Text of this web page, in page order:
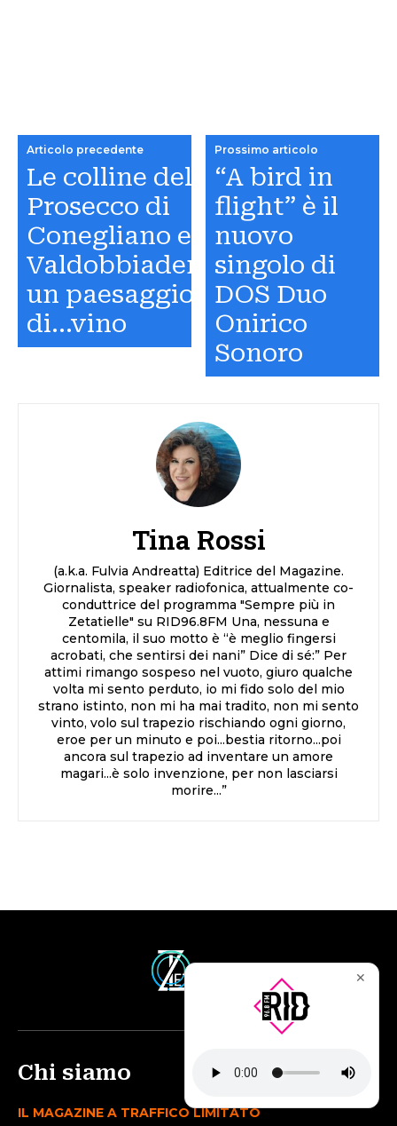
Articolo precedente
Le colline del
Prosecco di
Conegliano e
Valdobbiadene,
un paesaggio
di…vino
Prossimo articolo
“A bird in
flight” è il
nuovo
singolo di
DOS Duo
Onirico
Sonoro
Tina Rossi
(a.k.a. Fulvia Andreatta) Editrice del Magazine.
Giornalista, speaker radiofonica, attualmente co-
conduttrice del programma "Sempre più in
Zetatielle" su RID96.8FM Una, nessuna e
centomila, il suo motto è “è meglio fingersi
acrobati, che sentirsi dei nani” Dice di sé:” Per
attimi rimango sospeso nel vuoto, giuro qualche
volta mi sento perduto, io mi fido solo del mio
strano istinto, non mi ha mai tradito, non mi sento
vinto, volo sul trapezio rischiando ogni giorno,
eroe per un minuto e poi...bestia ritorno...poi
ancora sul trapezio ad inventare un amore
magari...è solo invenzione, per non lasciarsi
morire...”
Chi siamo
IL MAGAZINE A TRAFFICO LIMITATO
✕